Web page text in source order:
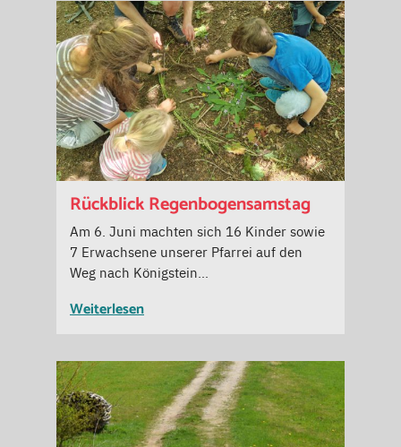
Rückblick Regenbogensamstag
Am 6. Juni machten sich 16 Kinder sowie
7 Erwachsene unserer Pfarrei auf den
Weg nach Königstein…
Weiterlesen